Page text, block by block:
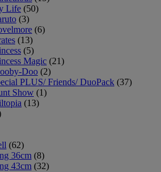
Life (50)
(3)
(6)
(13)
(5)
Magic (21)
Doo (2)
PLUS/ Friends/ DuoPack (37)
Show (1)
(13)
(62)
36cm (8)
43cm (32)